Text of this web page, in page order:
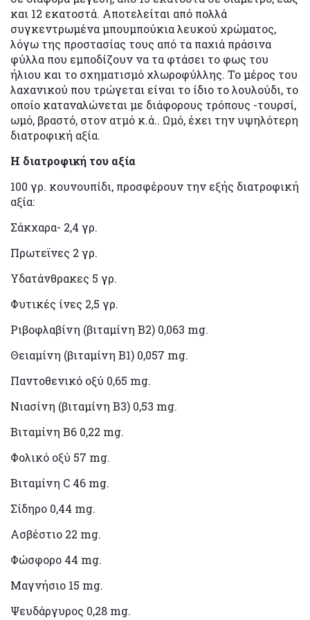
και 12 εκατοστά. Αποτελείται από πολλά
συγκεντρωμένα μπουμπούκια λευκού χρώματος,
λόγω της προστασίας τους από τα παχιά πράσινα
φύλλα που εμποδίζουν να τα φτάσει το φως του
ήλιου και το σχηματισμό χλωροφύλλης. Το μέρος του
λαχανικού που τρώγεται είναι το ίδιο το λουλούδι, το
οποίο καταναλώνεται με διάφορους τρόπους -τουρσί,
ωμό, βραστό, στον ατμό κ.ά.. Ωμό, έχει την υψηλότερη
διατροφική αξία.
H διατροφική του αξία
100 γρ. κουνουπίδι, προσφέρουν την εξής διατροφική
αξία:
Σάκχαρα- 2,4 γρ.
Πρωτεϊνες 2 γρ.
Υδατάνθρακες 5 γρ.
Φυτικές ίνες 2,5 γρ.
Ριβοφλαβίνη (βιταμίνη Β2) 0,063 mg.
Θειαμίνη (βιταμίνη Β1) 0,057 mg.
Παντοθενικό οξύ 0,65 mg.
Νιασίνη (βιταμίνη Β3) 0,53 mg.
Βιταμίνη Β6 0,22 mg.
Φολικό οξύ 57 mg.
Βιταμίνη C 46 mg.
Σίδηρο 0,44 mg.
Ασβέστιο 22 mg.
Φώσφορο 44 mg.
Μαγνήσιο 15 mg.
Ψευδάργυρος 0,28 mg.